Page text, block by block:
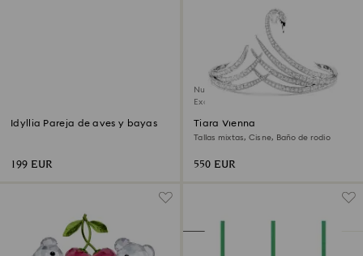
Idyllia Pareja de aves y bayas
199 EUR
Nuevo
Exclusivo online
Tiara Vienna
Tallas mixtas, Cisne, Baño de rodio
550 EUR